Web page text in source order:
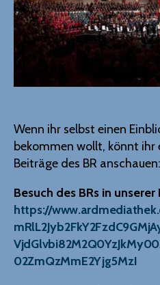
Wenn ihr selbst einen
bekommen wollt, könnt ihr
Beiträge des BR anschauen:
Besuch des BRs in
https://
02ZmQzMmE2Yjg5MzI